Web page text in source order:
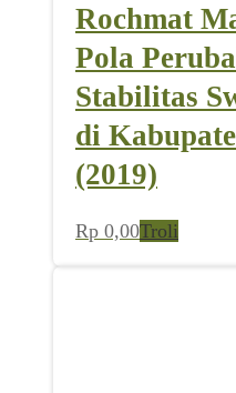
Rochmat
Pola
Stabilitas
di
(2019)
Rp 0,00Troli